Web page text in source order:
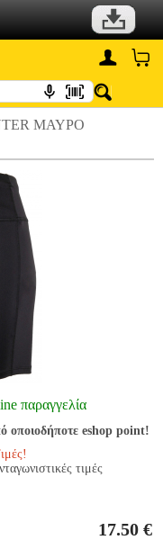
ΜΑΥΡΟ
παραγγελία
οποιοδήποτε eshop point!
τιμές
17.50 €